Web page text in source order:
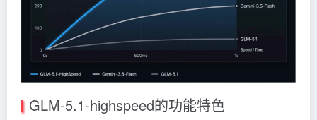
GLM-5.1-highspeed的功能特色